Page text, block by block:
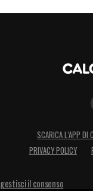
SCARICA L’APP DI
PRIVACY POLICY
gestisci il consenso